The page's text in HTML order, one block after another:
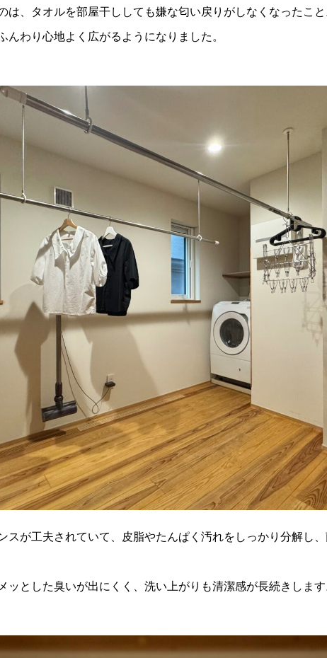
は、タオルを部屋干ししても嫌な匂い戻りがしなくなったこ
んわり心地よく広がるようになりました。
スが工夫されていて、皮脂やたんぱく汚れをしっかり分解し
ッとした臭いが出にくく、洗い上がりも清潔感が長続きしま